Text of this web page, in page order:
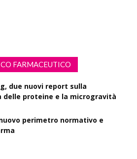
FARMACEUTICO
due nuovi report sulla
delle proteine e la microgravità
perimetro normativo e